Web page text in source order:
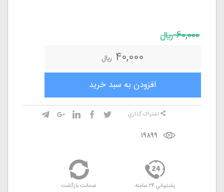
60,000 ريال
40,000 ريال
افزودن به سبد خريد
19899
اشتراک گذاري
پشتيباني 24 ساعته ضمانت بازگشت